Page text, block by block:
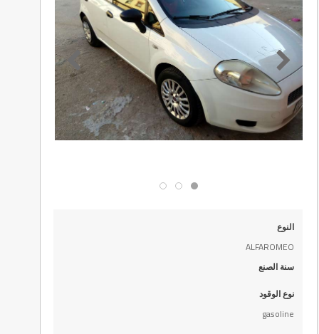
النوع
ALFAROMEO
سنة الصنع
نوع الوقود
gasoline